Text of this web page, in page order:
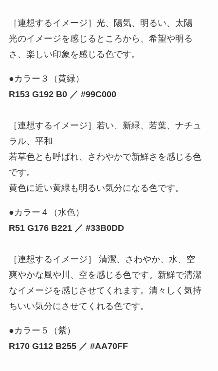
［連想するイメージ］光、陽気、明るい、太陽
光のイメージを感じるところから、希望や明る
さ、楽しい印象を感じる色です。
●カラー３（黄緑）
R153 G192 B0 ／ #99C000
［連想するイメージ］若い、新緑、若葉、ナチュ
ラル、平和
若草色とも呼ばれ、さわやかで新鮮さを感じる色
です。
黄色に近い黄緑も明るい気分になる色です。
●カラー４（水色）
R51 G176 B221 ／ #33B0DD
［連想するイメージ］ 清潔、さわやか、水、空
爽やかな風や川、空を感じる色です。新鮮で清潔
なイメージを感じさせてくれます。清々しく気持
ちいい気分にさせてくれる色です。
●カラー５（紫）
R170 G112 B255 ／ #AA70FF